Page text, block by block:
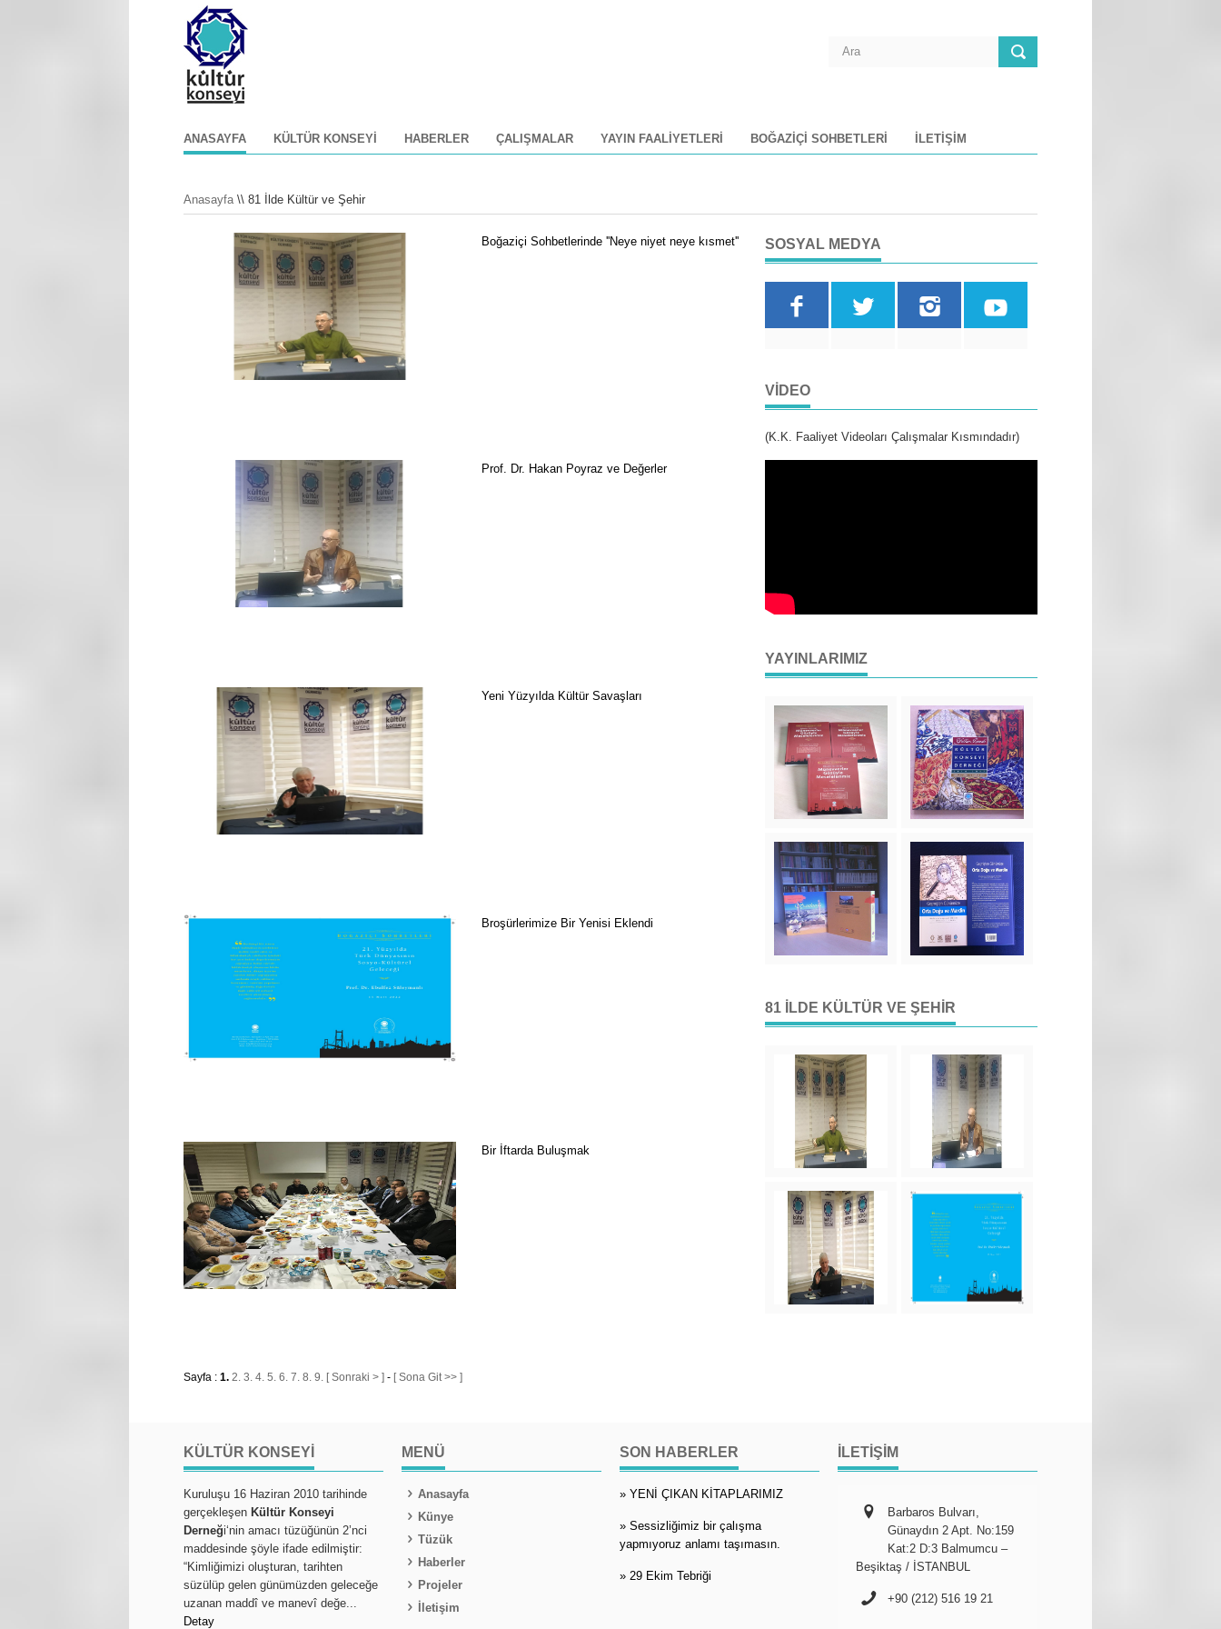
ANASAYFA KÜLTÜR KONSEYI HABERLER ÇALIŞMALAR YAYIN FAALIYETLERI BOĞAZIÇI SOHBETLERI İLETIŞIM
Anasayfa\\ 81 İlde Kültür ve Şehir
Boğaziçi Sohbetlerinde ''Neye niyet neye kısmet''
Prof. Dr. Hakan Poyraz ve Değerler
Yeni Yüzyılda Kültür Savaşları
Broşürlerimize Bir Yenisi Eklendi
Bir İftarda Buluşmak
Sayfa : 1. 2. 3. 4. 5. 6. 7. 8. 9. [ Sonraki > ] - [ Sona Git >> ]
SOSYAL MEDYA
VIDEO
(K.K. Faaliyet Videoları Çalışmalar Kısmındadır)
YAYINLARIMIZ
81 İLDE KÜLTÜR VE ŞEHIR
KÜLTÜR KONSEYI
Kuruluşu 16 Haziran 2010 tarihinde
gerçekleşen Kültür Konseyi
Derneği‘nin amacı tüzüğünün 2’nci
maddesinde şöyle ifade edilmiştir:
“Kimliğimizi oluşturan, tarihten
süzülüp gelen günümüzden geleceğe
uzanan maddî ve manevî değe...
Detay
MENÜ
Anasayfa
Künye
Tüzük
Haberler
Projeler
İletişim
SON HABERLER
» YENİ ÇIKAN KİTAPLARIMIZ
» Sessizliğimiz bir çalışma
yapmıyoruz anlamı taşımasın.
» 29 Ekim Tebriği
İLETIŞIM
Barbaros Bulvarı,
Günaydın 2 Apt. No:159
Kat:2 D:3 Balmumcu –
Beşiktaş / İSTANBUL
+90 (212) 516 19 21